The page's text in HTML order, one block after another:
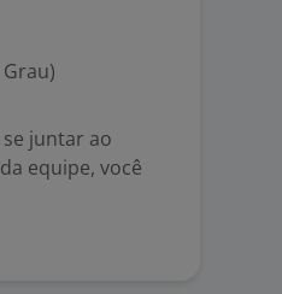
juntar ao
equipe, você